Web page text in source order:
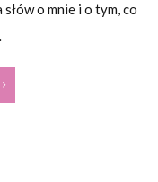
o mnie i o tym, co